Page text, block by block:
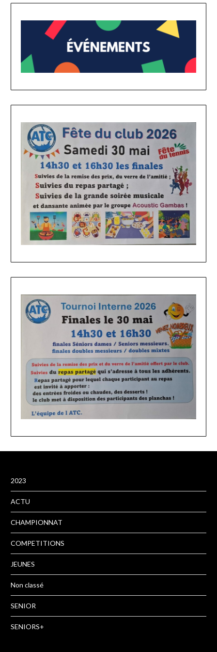
2023
ACTU
CHAMPIONNAT
COMPETITIONS
JEUNES
Non classé
SENIOR
SENIORS+